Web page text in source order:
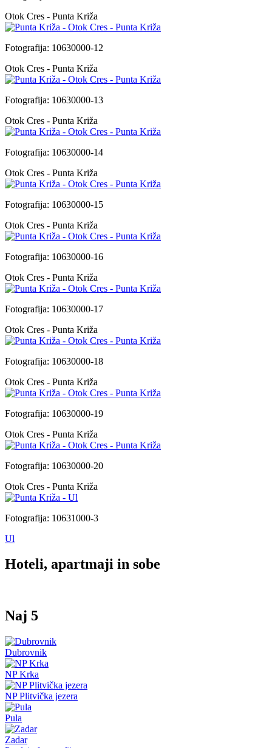
Otok Cres - Punta Križa
Fotografija: 10630000-12
Otok Cres - Punta Križa
Fotografija: 10630000-13
Otok Cres - Punta Križa
Fotografija: 10630000-14
Otok Cres - Punta Križa
Fotografija: 10630000-15
Otok Cres - Punta Križa
Fotografija: 10630000-16
Otok Cres - Punta Križa
Fotografija: 10630000-17
Otok Cres - Punta Križa
Fotografija: 10630000-18
Otok Cres - Punta Križa
Fotografija: 10630000-19
Otok Cres - Punta Križa
Fotografija: 10630000-20
Otok Cres - Punta Križa
Fotografija: 10631000-3
Ul
Hoteli, apartmaji in sobe
Naj 5
Dubrovnik
NP Krka
NP Plitvička jezera
Pula
Zadar